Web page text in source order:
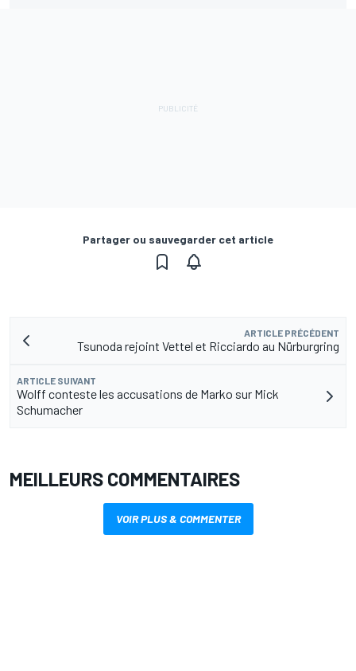
Partager ou sauvegarder cet article
ARTICLE PRÉCÉDENT
Tsunoda rejoint Vettel et Ricciardo au Nürburgring
ARTICLE SUIVANT
Wolff conteste les accusations de Marko sur Mick
Schumacher
MEILLEURS COMMENTAIRES
VOIR PLUS & COMMENTER